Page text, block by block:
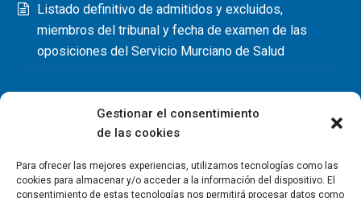
Gestionar el consentimiento
de las cookies
Para ofrecer las mejores experiencias, utilizamos tecnologías como las
cookies para almacenar y/o acceder a la información del dispositivo. El
consentimiento de estas tecnologías nos permitirá procesar datos como
Listado definitivo de admitidos y excluidos,
miembros del tribunal y fecha de examen de las
oposiciones del Servicio Murciano de Salud